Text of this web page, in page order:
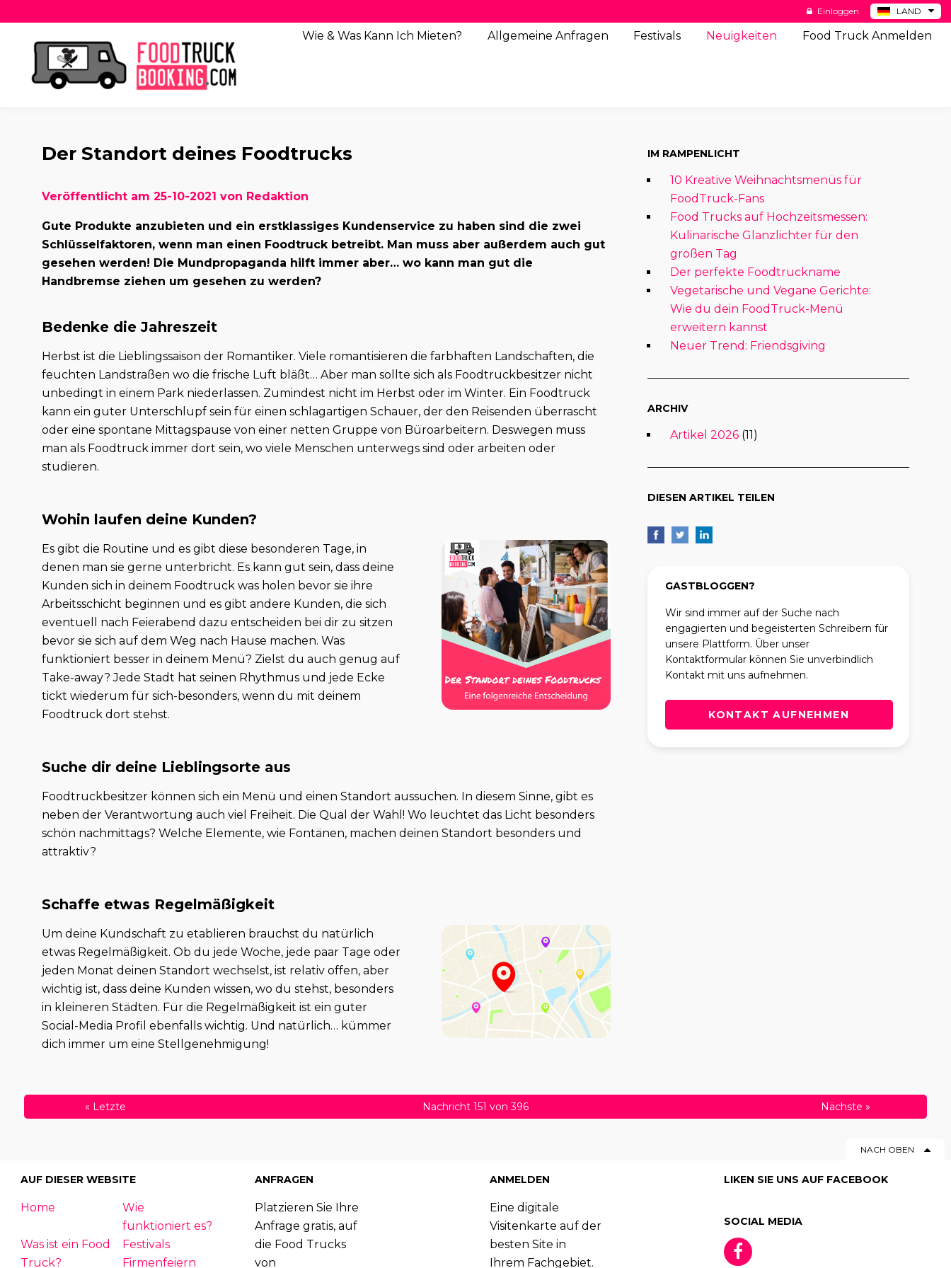
LAND
BE
Einloggen
Wie & Was Kann Ich Mieten? Allgemeine Anfragen Festivals Neuigkeiten Food Truck Anmelden
Der Standort deines Foodtrucks
Veröffentlicht am 25-10-2021 von Redaktion
Gute Produkte anzubieten und ein erstklassiges Kundenservice zu haben sind die zwei
Schlüsselfaktoren, wenn man einen Foodtruck betreibt. Man muss aber außerdem auch gut
gesehen werden! Die Mundpropaganda hilft immer aber… wo kann man gut die
Handbremse ziehen um gesehen zu werden?
Bedenke die Jahreszeit
Herbst ist die Lieblingssaison der Romantiker. Viele romantisieren die farbhaften Landschaften, die
feuchten Landstraßen wo die frische Luft bläßt… Aber man sollte sich als Foodtruckbesitzer nicht
unbedingt in einem Park niederlassen. Zumindest nicht im Herbst oder im Winter. Ein Foodtruck
kann ein guter Unterschlupf sein für einen schlagartigen Schauer, der den Reisenden überrascht
oder eine spontane Mittagspause von einer netten Gruppe von Büroarbeitern. Deswegen muss
man als Foodtruck immer dort sein, wo viele Menschen unterwegs sind oder arbeiten oder
studieren.
Wohin laufen deine Kunden?
Es gibt die Routine und es gibt diese besonderen Tage, in
denen man sie gerne unterbricht. Es kann gut sein, dass deine
Kunden sich in deinem Foodtruck was holen bevor sie ihre
Arbeitsschicht beginnen und es gibt andere Kunden, die sich
eventuell nach Feierabend dazu entscheiden bei dir zu sitzen
bevor sie sich auf dem Weg nach Hause machen. Was
funktioniert besser in deinem Menü? Zielst du auch genug auf
Take-away? Jede Stadt hat seinen Rhythmus und jede Ecke
tickt wiederum für sich-besonders, wenn du mit deinem
Foodtruck dort stehst.
Suche dir deine Lieblingsorte aus
Foodtruckbesitzer können sich ein Menü und einen Standort aussuchen. In diesem Sinne, gibt es
neben der Verantwortung auch viel Freiheit. Die Qual der Wahl! Wo leuchtet das Licht besonders
schön nachmittags? Welche Elemente, wie Fontänen, machen deinen Standort besonders und
attraktiv?
Schaffe etwas Regelmäßigkeit
Um deine Kundschaft zu etablieren brauchst du natürlich
etwas Regelmäßigkeit. Ob du jede Woche, jede paar Tage oder
jeden Monat deinen Standort wechselst, ist relativ offen, aber
wichtig ist, dass deine Kunden wissen, wo du stehst, besonders
in kleineren Städten. Für die Regelmäßigkeit ist ein guter
Social-Media Profil ebenfalls wichtig. Und natürlich… kümmer
dich immer um eine Stellgenehmigung!
IM RAMPENLICHT
10 Kreative Weihnachtsmenüs für
FoodTruck-Fans
Food Trucks auf Hochzeitsmessen:
Kulinarische Glanzlichter für den
großen Tag
Der perfekte Foodtruckname
Vegetarische und Vegane Gerichte:
Wie du dein FoodTruck-Menü
erweitern kannst
Neuer Trend: Friendsgiving
ARCHIV
Artikel 2026(11)
DIESEN ARTIKEL TEILEN
GASTBLOGGEN?
Wir sind immer auf der Suche nach
engagierten und begeisterten Schreibern für
unsere Plattform. Über unser
Kontaktformular können Sie unverbindlich
Kontakt mit uns aufnehmen.
KONTAKT AUFNEHMEN
« Letzte Nachricht 151 von 396 Nächste »
NACH OBEN
AUF DIESER WEBSITE
Home
Wie
funktioniert es?
Was ist ein Food
Truck?
Festivals
Firmenfeiern
ANFRAGEN
Platzieren Sie Ihre
Anfrage gratis, auf
die Food Trucks
von
ANMELDEN
Eine digitale
Visitenkarte auf der
besten Site in
Ihrem Fachgebiet.
LIKEN SIE UNS AUF FACEBOOK
SOCIAL MEDIA